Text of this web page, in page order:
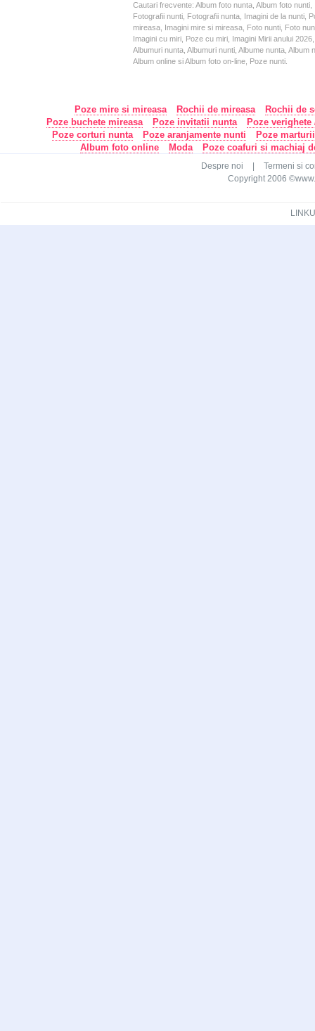
Cautari frecvente: Album foto nunta, Album foto
Fotografii nunti, Fotografii nunta, Imagini de la nunti,
mireasa, Imagini mire si mireasa, Foto nunti, Foto
Imagini cu miri, Poze cu miri, Imagini Mirii anului
Albumuri nunta, Albumuri nunti, Albume nunta,
Album online si Album foto on-line, Poze nunti.
Poze mire si mireasa Rochii de mireasa
Rochii de
Poze buchete mireasa
Poze invitatii nunta
Poze
Poze corturi nunta
Poze aranjamente nunti
Poze
Album foto online
Moda Poze coafuri si machiaj
Despre noi
Termeni si
Copyright 2006